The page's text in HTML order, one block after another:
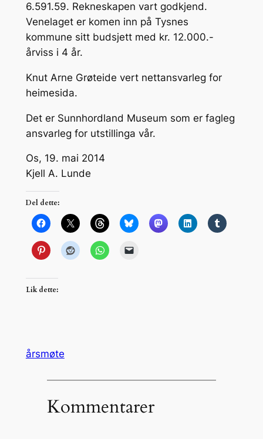
6.591.59. Rekneskapen vart godkjend.
Venelaget er komen inn på Tysnes
kommune sitt budsjett med kr. 12.000.-
årviss i 4 år.
Knut Arne Grøteide vert nettansvarleg for
heimesida.
Det er Sunnhordland Museum som er fagleg
ansvarleg for utstillinga vår.
Os, 19. mai 2014
Kjell A. Lunde
Del dette:
Lik dette:
årsmøte
Kommentarer